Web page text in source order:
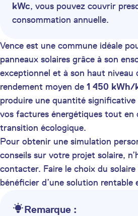
kWc, vous pouvez couvrir
consommation annuelle.
Vence est une commune idéale
panneaux solaires grâce à son
exceptionnel et à son haut niveau
rendement moyen de 1 450 kWh/
produire une quantité significative
vos factures énergétiques tout en
transition écologique.
Pour obtenir une simulation
conseils sur votre projet solaire,
contacter. Faire le choix du solaire
bénéficier d’une solution rentable
Remarque :